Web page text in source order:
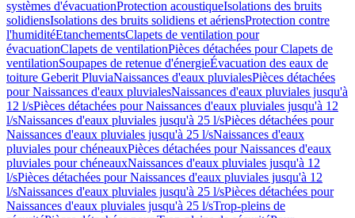
systèmes d'évacuationProtection acoustiqueIsolations des bruits
solidiensIsolations des bruits solidiens et aériensProtection contre
l'humiditéEtanchementsClapets de ventilation pour
évacuationClapets de ventilationPièces détachées pour Clapets de
ventilationSoupapes de retenue d'énergieÉvacuation des eaux de
toiture Geberit PluviaNaissances d'eaux pluvialesPièces détachées
pour Naissances d'eaux pluvialesNaissances d'eaux pluviales jusqu'à
12 l/sPièces détachées pour Naissances d'eaux pluviales jusqu'à 12
l/sNaissances d'eaux pluviales jusqu'à 25 l/sPièces détachées pour
Naissances d'eaux pluviales jusqu'à 25 l/sNaissances d'eaux
pluviales pour chéneauxPièces détachées pour Naissances d'eaux
pluviales pour chéneauxNaissances d'eaux pluviales jusqu'à 12
l/sPièces détachées pour Naissances d'eaux pluviales jusqu'à 12
l/sNaissances d'eaux pluviales jusqu'à 25 l/sPièces détachées pour
Naissances d'eaux pluviales jusqu'à 25 l/sTrop-pleins de